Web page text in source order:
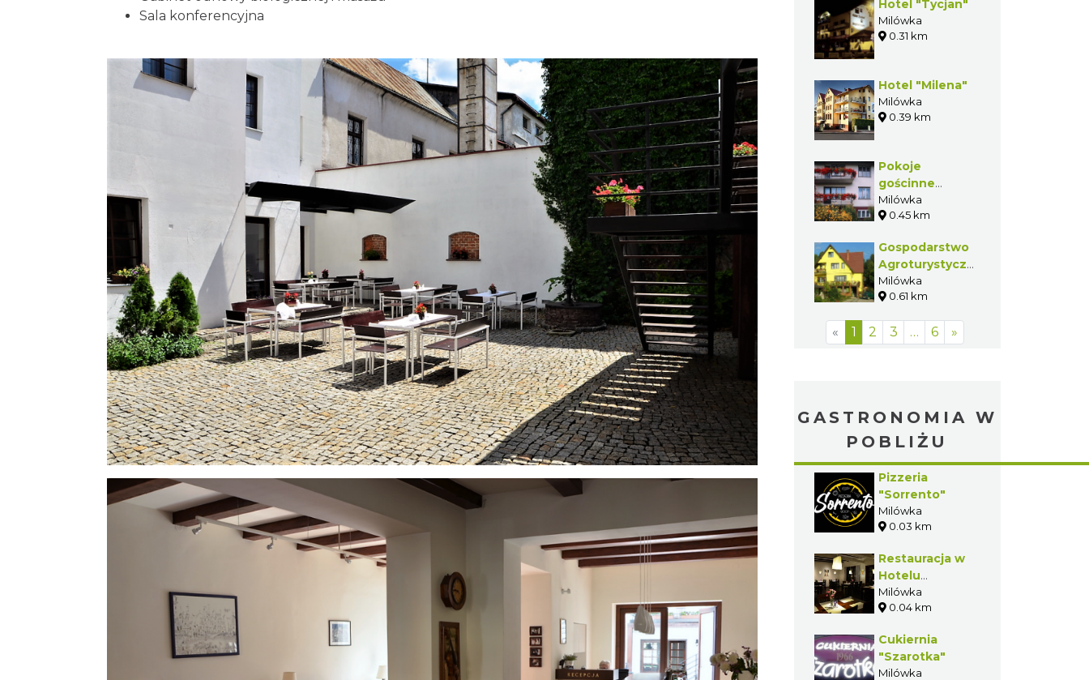
Sala konferencyjna
Hotel "Tycjan"
Milówka
0.31 km
Hotel "Milena"
Milówka
0.39 km
Pokoje
gościnne
"Modrzew"
Milówka
0.45 km
Gospodarstwo
Agroturystyczne
"Wanesa"
Milówka
0.61 km
« 1 2 3 … 6 »
GASTRONOMIA W
POBLIŻU
Pizzeria
"Sorrento"
Milówka
0.03 km
Restauracja w
Hotelu
"Beskid"
Milówka
0.04 km
Cukiernia
"Szarotka"
Milówka